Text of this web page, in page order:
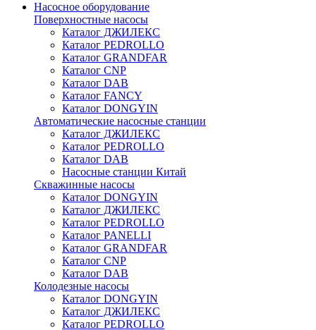
Насосное оборудование
Поверхностные насосы
Каталог ДЖИЛЕКС
Каталог PEDROLLO
Каталог GRANDFAR
Каталог CNP
Каталог DAB
Каталог FANCY
Каталог DONGYIN
Автоматические насосные станции
Каталог ДЖИЛЕКС
Каталог PEDROLLO
Каталог DAB
Насосные станции Китай
Скважинные насосы
Каталог DONGYIN
Каталог ДЖИЛЕКС
Каталог PEDROLLO
Каталог PANELLI
Каталог GRANDFAR
Каталог CNP
Каталог DAB
Колодезные насосы
Каталог DONGYIN
Каталог ДЖИЛЕКС
Каталог PEDROLLO